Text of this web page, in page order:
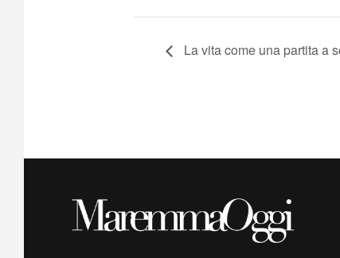
La vita come una partita a